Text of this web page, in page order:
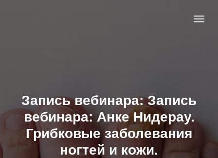
Запись вебинара: Запись
вебинара: Анке Нидерау.
Грибковые заболевания
ногтей и кожи.